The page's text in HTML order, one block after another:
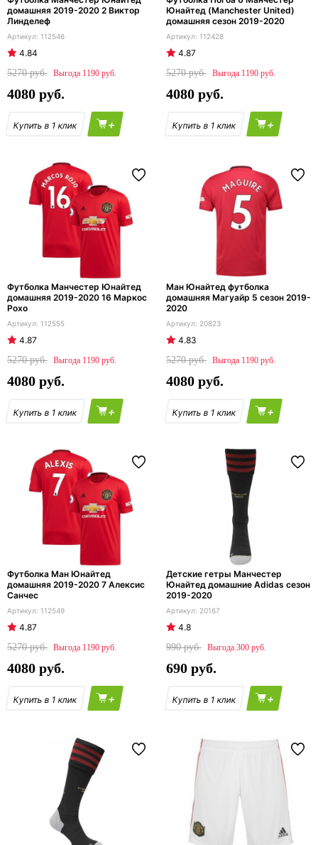
домашняя 2019-2020 2 Виктор
Линделеф
112546
4.84
5270
1190
4080
+
Юнайтед (Manchester United)
домашняя сезон 2019-2020
112428
4.87
5270
1190
4080
+
Футболка Манчестер Юнайтед
домашняя 2019-2020 16 Маркос
Рохо
112555
4.87
5270
1190
4080
+
Ман Юнайтед футболка
домашняя Магуайр 5 сезон 2019-
2020
20823
4.83
5270
1190
4080
+
Футболка Ман Юнайтед
домашняя 2019-2020 7 Алексис
Санчес
112549
4.87
5270
1190
4080
+
Детские гетры Манчестер
Юнайтед домашние Adidas сезон
2019-2020
20167
4.8
990
300
690
+